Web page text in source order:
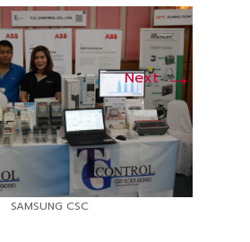
Next→
SAMSUNG CSC